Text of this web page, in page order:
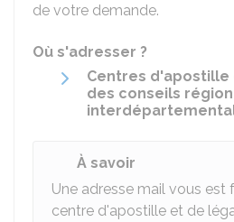
de votre demande.
Où s'adresser ?
Centres
des conseils
À savoir
Une adresse mail vous est
centre d'apostille et de